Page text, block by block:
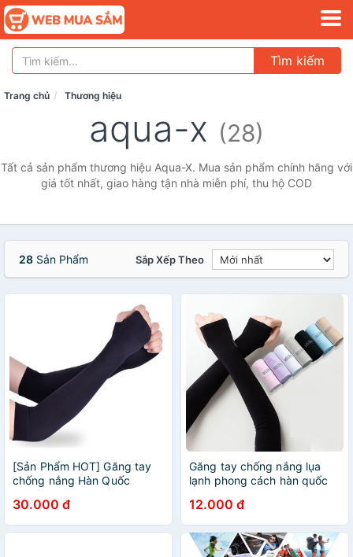
Tìm kiếm
Trang chủ Thương hiệu
aqua-x (28)
Tất cả sản phẩm thương hiệu Aqua-X. Mua sản phẩm chính hãng với
giá tốt nhất, giao hàng tận nhà miễn phí, thu hộ COD
28 Sản Phẩm Sắp Xếp Theo
[Sản Phẩm HOT] Găng tay
chống nắng Hàn Quốc
30.000 đ
Găng tay chống nắng lụa
lạnh phong cách hàn quốc
12.000 đ